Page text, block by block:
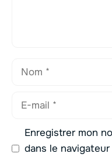
Nom
Enregistrer mon
dans le